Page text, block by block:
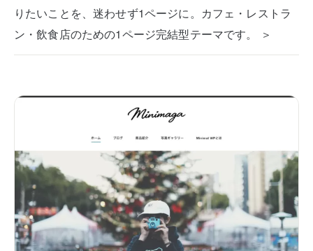
りたいことを、迷わせず1ページに。カフェ・レストラ
ン・飲食店のための1ページ完結型テーマです。 ＞